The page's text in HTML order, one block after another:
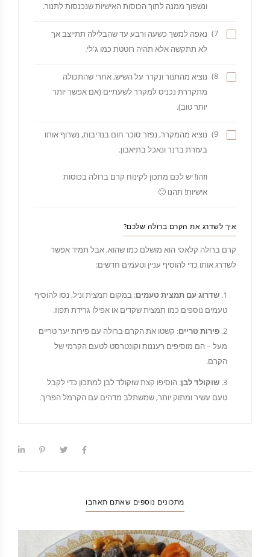
ונשפוך ממנה לתוך הכוסות האישיות שנכנסות לתנור.
7)
נאפה למשך כשעה ורבע עד שהבלילה תתייצב אך
לא תתקשה אלא תהיה רוטטת כמו ג'לי.
8)
נוציא מהתנור ונקרר על השיש, אחרי שהתכולה
מתקררת נכניס למקרר לשעתיים (אם אפשר יותר
יותר טוב).
9)
נוציא מהמקרר, נפזר סוכר חום בנדיבות, נשרוף אותו
בעזרת ברנר ונאכל בתיאבון.
וזהו! יש לכם מתכון לקינוח קרם ברולה בכוסות
אישיות! תהנו 🙂
איך לשדרג את הקרם ברולה שלכם?
קרם ברולה קלאסי הוא מושלם כמו שהוא, אבל תמיד אפשר
לשדרג אותו כדי להוסיף עניין וטעמים חדשים:
שדרוג עם תמצית טעמים: במקום תמצית וניל, נסו להוסיף
טעמים נוספים כמו תמצית שקדים או אפילו גרידת תפוז.
פירות טריים: קשטו את הקרם ברולה עם פירות יער טריים
מעל – הם מוסיפים רעננות וקונטרסט לטעם הקרמי של
הקרם.
שוקולד לבן: הוסיפו קצת שוקולד לבן למתכון כדי לקבל
טעם עשיר ומתוק יותר, שמשתלב מדהים עם הקרמל הפריך.
מתכונים נוספים שאתם תאהבו